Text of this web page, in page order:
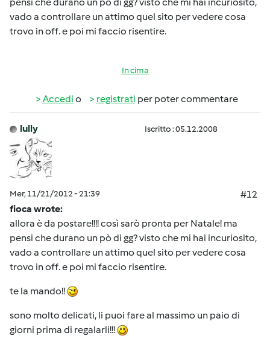
vado a controllare un attimo quel sito per vedere cosa
trovo in off. e poi mi faccio risentire.
In cima
Accedi o registrati per poter commentare
lully Iscritto : 05.12.2008
Mer, 11/21/2012 - 21:39
#12
fioca wrote:
allora è da postare!!!! così sarò pronta per Natale! ma
pensi che durano un pò di gg? visto che mi hai incuriosito,
vado a controllare un attimo quel sito per vedere cosa
trovo in off. e poi mi faccio risentire.
te la mando!!
sono molto delicati, li puoi fare al massimo un paio di
giorni prima di regalarli!!!